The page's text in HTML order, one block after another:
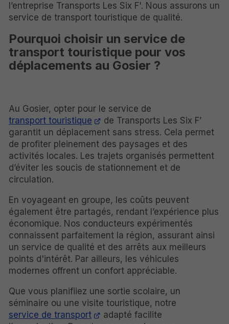
l’entreprise Transports Les Six F'. Nous assurons un
service de transport touristique de qualité.
Pourquoi choisir un service de
transport touristique pour vos
déplacements au Gosier ?
Au Gosier, opter pour le service de
transport touristique
de Transports Les Six F’
garantit un déplacement sans stress. Cela permet
de profiter pleinement des paysages et des
activités locales. Les trajets organisés permettent
d’éviter les soucis de stationnement et de
circulation.
En voyageant en groupe, les coûts peuvent
également être partagés, rendant l’expérience plus
économique. Nos conducteurs expérimentés
connaissent parfaitement la région, assurant ainsi
un service de qualité et des arrêts aux meilleurs
points d'intérêt. Par ailleurs, les véhicules
modernes offrent un confort appréciable.
Que vous planifiiez une sortie scolaire, un
séminaire ou une visite touristique, notre
service de transport
adapté facilite